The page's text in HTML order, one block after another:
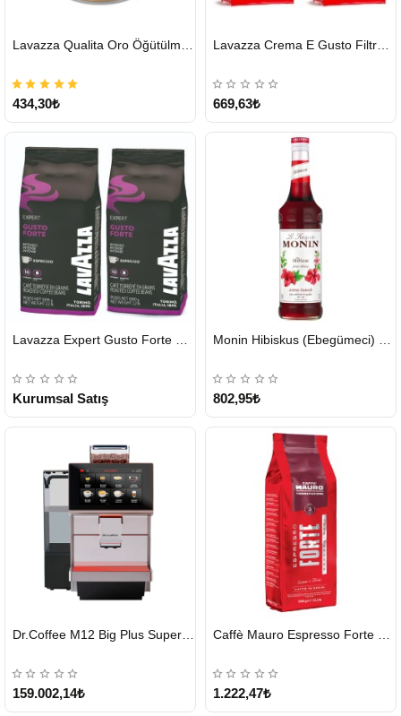
GÖNDERİ
434,30₺
GÖNDERİ
Lavazza Crema E Gusto Filtre Kahve 250 G X 2
669,63₺
GÖNDERİ
Kurumsal Satış
GÖNDERİ
802,95₺
GÖNDERİ
159.002,14₺
GÖNDERİ
1.222,47₺